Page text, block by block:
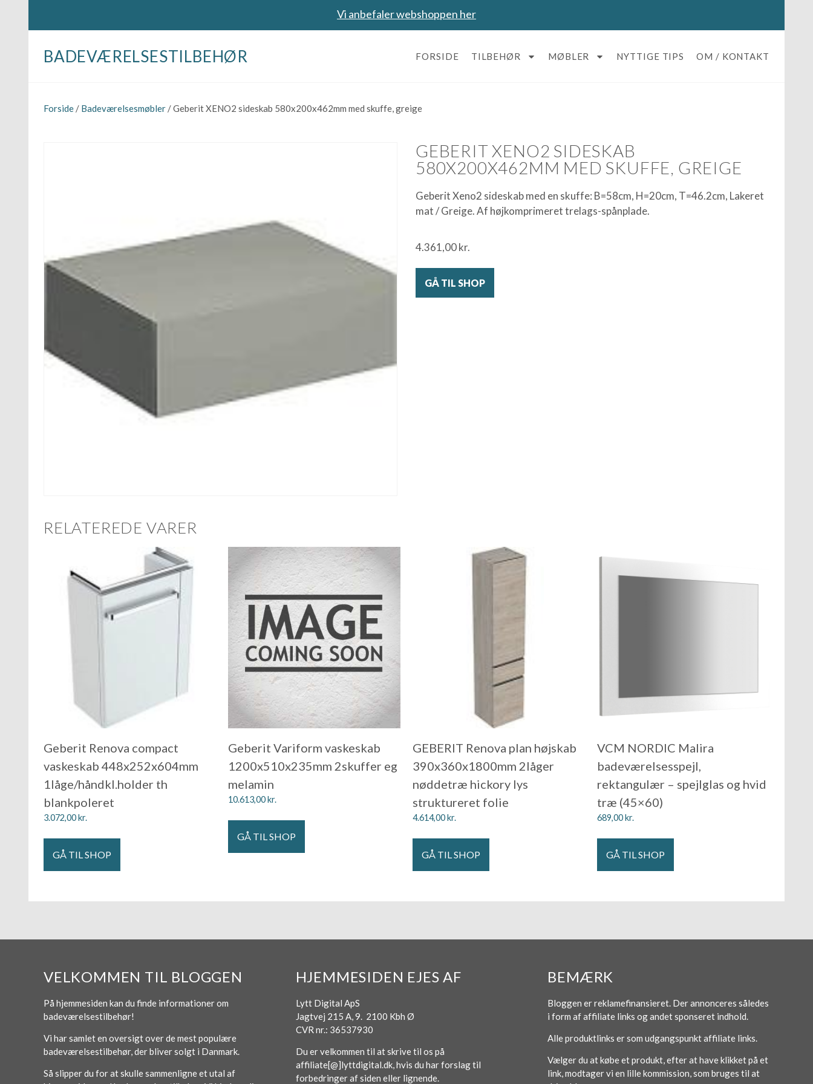
Vi anbefaler webshoppen her
BADEVÆRELSESTILBEHØR FORSIDE TILBEHØR MØBLER NYTTIGE TIPS OM / KONTAKT
Forside / Badeværelsesmøbler / Geberit XENO2 sideskab 580x200x462mm med skuffe, greige
GEBERIT XENO2 SIDESKAB
580X200X462MM MED SKUFFE, GREIGE
Geberit Xeno2 sideskab med en skuffe: B=58cm, H=20cm, T=46.2cm, Lakeret
mat / Greige. Af højkomprimeret trelags-spånplade.
4.361,00kr.
GÅ TIL SHOP
RELATEREDE VARER
Geberit Renova compact
vaskeskab 448x252x604mm
1låge/håndkl.holder th
blankpoleret
3.072,00kr.
GÅ TIL SHOP
Geberit Variform vaskeskab
1200x510x235mm 2skuffer eg
melamin
10.613,00kr.
GÅ TIL SHOP
GEBERIT Renova plan højskab
390x360x1800mm 2låger
nøddetræ hickory lys
struktureret folie
4.614,00kr.
GÅ TIL SHOP
VCM NORDIC Malira
badeværelsesspejl,
rektangulær – spejlglas og hvid
træ (45×60)
689,00kr.
GÅ TIL SHOP
VELKOMMEN TIL BLOGGEN
På hjemmesiden kan du finde informationer om
badeværelsestilbehør!
Vi har samlet en oversigt over de mest populære
badeværelsestilbehør, der bliver solgt i Danmark.
Så slipper du for at skulle sammenligne et utal af
HJEMMESIDEN EJES AF
Lytt Digital ApS
Jagtvej 215 A, 9. 2100 Kbh Ø
CVR nr.: 36537930
Du er velkommen til at skrive til os på
affiliate[@]lyttdigital.dk, hvis du har forslag til
forbedringer af siden eller lignende.
BEMÆRK
Bloggen er reklamefinansieret. Der annonceres således
i form af affiliate links og andet sponseret indhold.
Alle produktlinks er som udgangspunkt affiliate links.
Vælger du at købe et produkt, efter at have klikket på et
link, modtager vi en lille kommission, som bruges til at